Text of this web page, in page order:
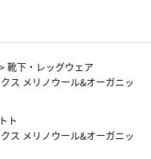
>靴下・レッグウェア
ス メリノウール&オーガニッ
ト
ス メリノウール&オーガニッ